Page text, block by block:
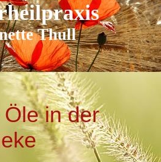
Thull
in der